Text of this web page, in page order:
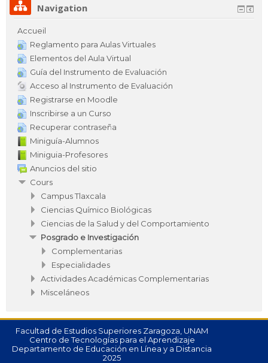
Navigation
Accueil
Reglamento para Aulas Virtuales
Elementos del Aula Virtual
Guía del Instrumento de Evaluación
Acceso al Instrumento de Evaluación
Registrarse en Moodle
Inscribirse a un Curso
Recuperar contraseña
Miniguía-Alumnos
Miniguia-Profesores
Anuncios del sitio
Cours
Campus Tlaxcala
Ciencias Químico Biológicas
Ciencias de la Salud y del Comportamiento
Posgrado e Investigación
Complementarias
Especialidades
Actividades Académicas Complementarias
Misceláneos
Facultad de Estudios Superiores Zaragoza, UNAM
Centro de Tecnologías para el Aprendizaje
Departamento de Educación en Línea y a Distancia
2025